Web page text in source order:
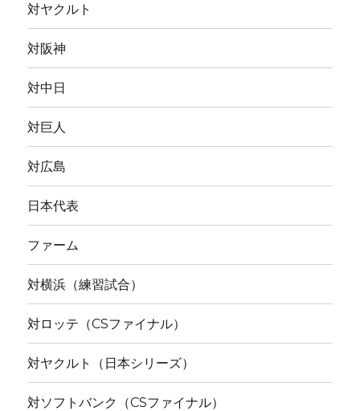
対ヤクルト
対阪神
対中日
対巨人
対広島
日本代表
ファーム
対横浜（練習試合）
対ロッテ（CSファイナル）
対ヤクルト（日本シリーズ）
対ソフトバンク（CSファイナル）